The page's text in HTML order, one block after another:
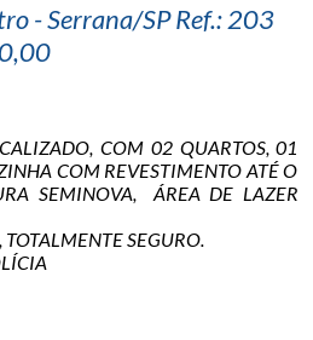
- Serrana/SP Ref.: 203
COM 02 QUARTOS, 01
COM REVESTIMENTO ATÉ O
SEMINOVA, ÁREA DE LAZER
SEGURO.